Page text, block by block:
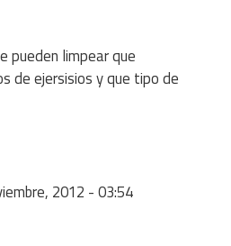
pueden limpear que
de ejersisios y que tipo de
2012 - 03:54